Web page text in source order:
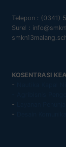
Telepon : (0341)
Surel :
KOSENTRASI
-
-
-